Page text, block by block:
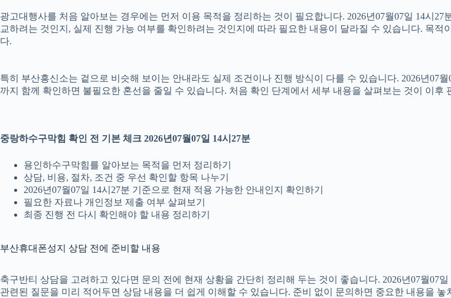
광고대행사를 처음 알아보는 경우에는 먼저 이용 목적을 정리하는 것이 필요합니다. 2026년07월07일 14시
교하려는 것인지, 실제 진행 가능 여부를 확인하려는 것인지에 따라 필요한 내용이 달라질 수 있습니다. 목
다.
특히 부산흥신소는 겉으로 비슷해 보이는 안내라도 실제 조건이나 진행 방식이 다를 수 있습니다. 2026년07
까지 함께 확인하면 불필요한 혼선을 줄일 수 있습니다. 처음 확인 단계에서 세부 내용을 살펴보는 것이 이후
중랑하수구막힘 확인 전 기본 체크 2026년07월07일 14시27분
용인하수구막힘를 알아보는 목적을 먼저 정리하기
상담, 비용, 절차, 조건 중 우선 확인할 항목 나누기
2026년07월07일 14시27분 기준으로 현재 적용 가능한 안내인지 확인하기
필요한 자료나 개인정보 제출 여부 살펴보기
최종 진행 전 다시 확인해야 할 내용 정리하기
부산휴대폰성지 상담 전에 준비할 내용
축구반티 상담을 고려하고 있다면 문의 전에 현재 상황을 간단히 정리해 두는 것이 좋습니다. 2026년07월07
관련된 질문을 미리 적어두면 상담 내용을 더 쉽게 이해할 수 있습니다. 준비 없이 문의하면 중요한 내용을